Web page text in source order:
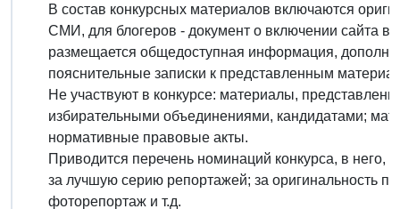
В состав конкурсных материалов включаются
СМИ, для блогеров - документ о включении сайта в
размещается общедоступная информация,
пояснительные записки к представленным
Не участвуют в конкурсе: материалы,
избирательными объединениями, кандидатами;
нормативные правовые акты.
Приводится перечень номинаций конкурса, в
за лучшую серию репортажей; за оригинальность
фоторепортаж и т.д.